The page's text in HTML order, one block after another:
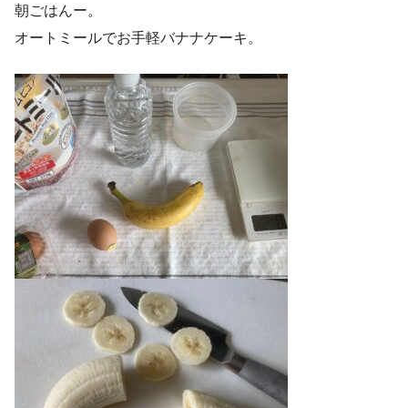
朝ごはんー。
オートミールでお手軽バナナケーキ。